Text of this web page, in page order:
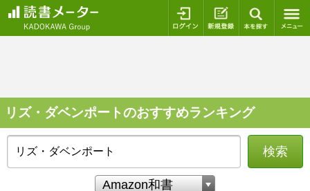
ログイン 新規登録
リズ・ダベンポートのおすすめランキング
検索